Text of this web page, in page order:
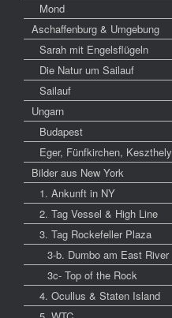
Mond
Aschaffenburg & Umgebung
Sarah mit Engelsflügeln
Die Natur um Sailauf
Sailauf
Ungarn
Budapest
Eger, Fünfkirchen, Keszthely
Bilder aus New York
1. Ankunft in NY
2. Tag Vessel & High Line
3. Tag Rockefeller Plaza
3-b. Dumbo am East River
3c- Top of the Rock
4. Ocullus & Staten Island